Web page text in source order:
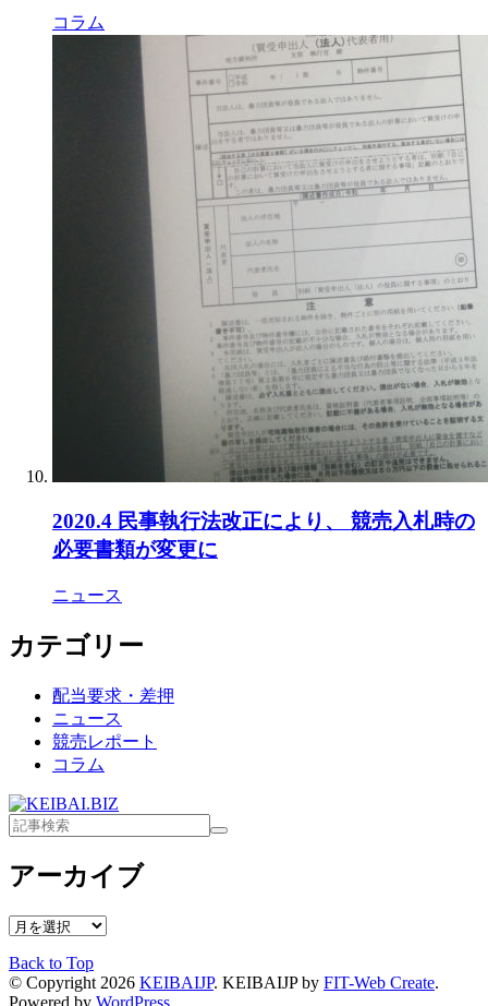
コラム
2020.4 民事執行法改正により、 競売入札時の
必要書類が変更に
ニュース
カテゴリー
配当要求・差押
ニュース
競売レポート
コラム
アーカイブ
ア
カ
イ
Back to Top
© Copyright 2026 KEIBAIJP. KEIBAIJP by FIT-Web Create.